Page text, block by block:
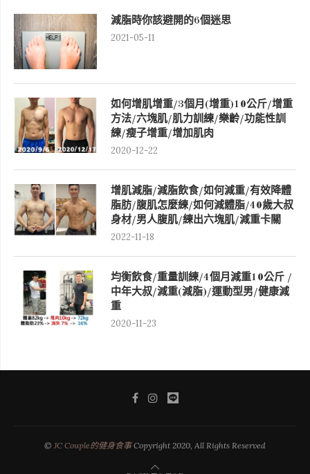
減脂時你該避開的6個迷思
2021-05-11
如何增肌增重/3個月(增重)10公斤/增重
方法/六塊肌/肌力訓練/樂齡/功能性訓
練/瘦子增重/增加肌肉
2020-12-22
增肌減脂/減脂飲食/如何減重/有效降體
脂肪/腹肌怎麼練/如何減體脂/40歲大叔
身材/男人腹肌/練出六塊肌/減重卡關
2022-11-18
均衡飲食/重量訓練/4個月減重10公斤 /
中年大叔/減重(減脂)/運動型男/健康減
重
2020-11-23
© JC Couple的健身食事Copyright 2020, All Rights Reserved